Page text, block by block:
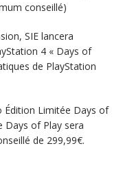
conseillé)
SIE lancera
4 « Days of
de PlayStation
Édition Limitée Days of
Days of Play sera
de 299,99€.